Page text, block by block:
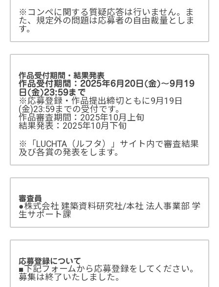
※コンペに関する質疑応答は行いません。ま
た、規定外の問題は応募者の自由裁量としま
す。
作品受付期間・結果発表
作品受付期間：2025年6月20日(金)～9月19
日(金)23:59まで
※応募登録・作品提出締切ともに9月19日
(金)23:59までの受付です。
作品審査期間：2025年10月上旬
結果発表：2025年10月下旬
※「LUCHTA（ルフタ）」サイト内で審査結果
及び各賞の発表をします。
審査員
●株式会社 建築資料研究社/本社 法人事業部 学
生サポート課
応募登録について
■下記フォームから応募登録をしてください。
募集は終了いたしました。